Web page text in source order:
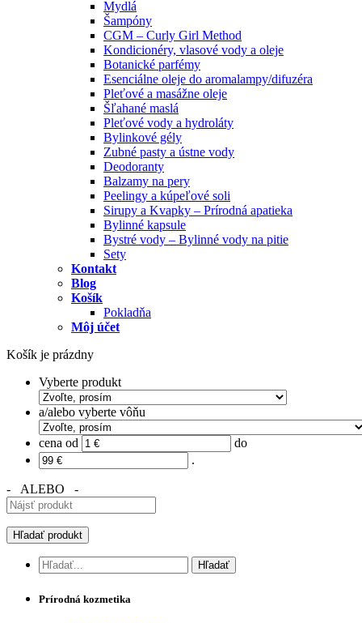
Mydlá
Šampóny
CGM – Curly Girl Method
Kondicionéry, vlasové vody a oleje
Botanické parfémy
Esenciálne oleje do aromalampy/difuzéra
Pleťové a masážne oleje
Šľahané maslá
Pleťové vody a hydroláty
Bylinkové gély
Zubné pasty a ústne vody
Deodoranty
Balzamy na pery
Peelingy a kúpeľové soli
Sirupy a Kvapky – Prírodná apatieka
Bylinné kapsule
Bystré vody – Bylinné vody na pitie
Sety
Kontakt
Blog
Košík
Pokladňa
Môj účet
Košík je prázdny
Vyberte produkt
a/alebo vyberte vôňu
cena od
do
.
- ALEBO -
Prírodná kozmetika